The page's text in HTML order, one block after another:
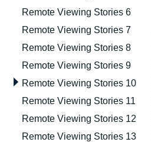
Remote Viewing Stories 6
Remote Viewing Stories 7
Remote Viewing Stories 8
Remote Viewing Stories 9
Remote Viewing Stories 10
Remote Viewing Stories 11
Remote Viewing Stories 12
Remote Viewing Stories 13